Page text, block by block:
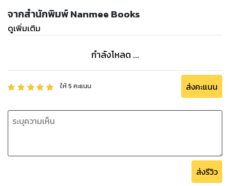
จากสำนักพิมพ์ Nanmee Books
ดูเพิ่มเติม
กำลังโหลด ...
ให้5 คะแนน ส่งคะแนน
ส่งรีวิว